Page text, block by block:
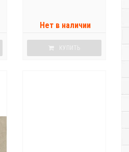
Нет в наличии
КУПИТЬ